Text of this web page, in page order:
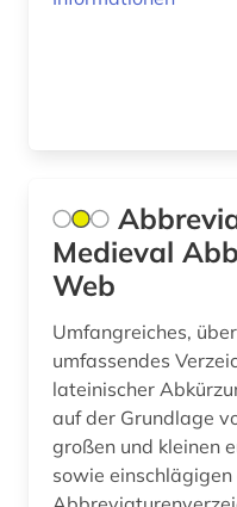
biblische stoffe (1)
Medieval
Web
Umfangreiches,
umfassendes
lateinischer
auf der Grundlage
großen und kleinen
sowie